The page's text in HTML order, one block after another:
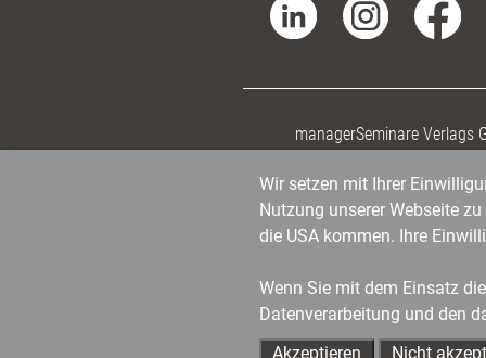
managerSeminare Verlags
Wir setzen mit Ihrer
Nutzung unserer Webseite
die USA kommen. Ihre
Wenn Sie mit dem Einsatz
Datenverarbeitung und den
Akzeptieren
Nicht